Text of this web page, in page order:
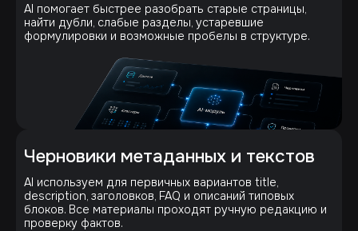
AI помогает быстрее разобрать старые страницы,
найти дубли, слабые разделы, устаревшие
формулировки и возможные пробелы в структуре.
Черновики метаданных и текстов
AI используем для первичных вариантов title,
description, заголовков, FAQ и описаний типовых
блоков. Все материалы проходят ручную редакцию и
проверку фактов.